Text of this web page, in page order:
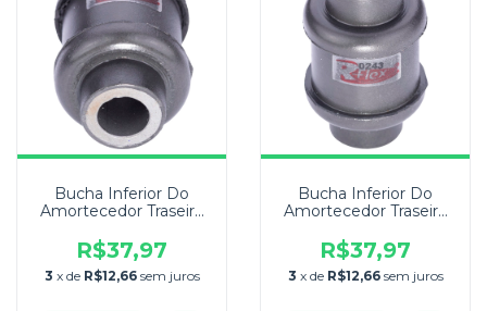
Bucha Inferior Do
Amortecedor Traseiro
2008/2014
R$37,97
3 x de R$12,66 sem juros
Bucha Inferior Do
Amortecedor Traseiro
2001/2009
R$37,97
3 x de R$12,66 sem juros